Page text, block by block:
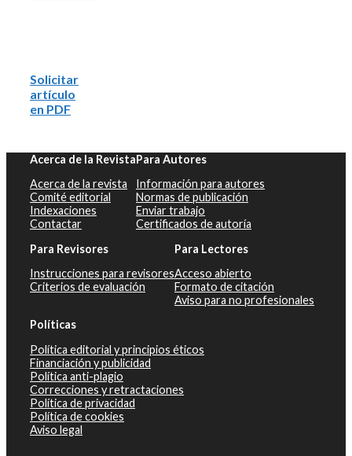
Solicitar
artículo
en PDF
Acerca de la Revista
Acerca de la revista
Comité editorial
Indexaciones
Contactar
Para Autores
Información para autores
Normas de publicación
Enviar trabajo
Certificados de autoría
Para Revisores
Instrucciones para revisores
Criterios de evaluación
Para Lectores
Acceso abierto
Formato de citación
Aviso para no profesionales
Políticas
Política editorial y principios éticos
Financiación y publicidad
Política anti-plagio
Correcciones y retractaciones
Política de privacidad
Política de cookies
Aviso legal